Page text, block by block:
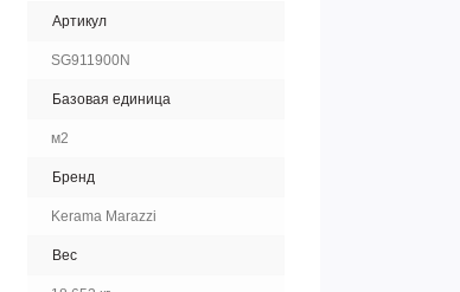
Артикул
SG911900N
Базовая единица
м2
Бренд
Kerama Marazzi
Вес